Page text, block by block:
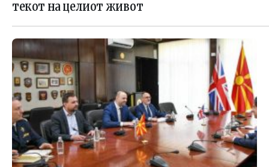
текот на целиот живот